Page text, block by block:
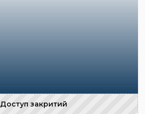
Доступ закритий